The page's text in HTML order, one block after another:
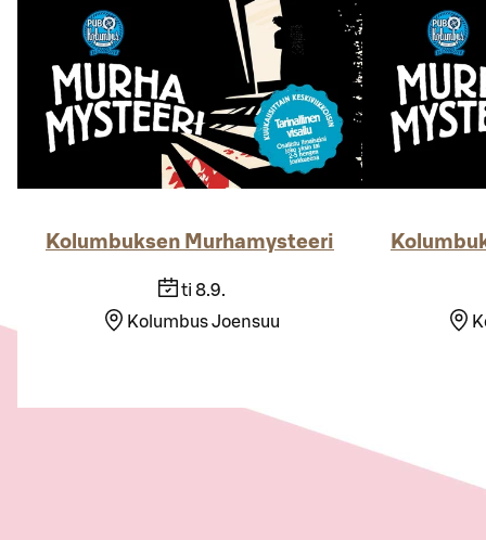
Kolumbuksen Murhamysteeri
ti 8.9.
Kolumbus Joensuu